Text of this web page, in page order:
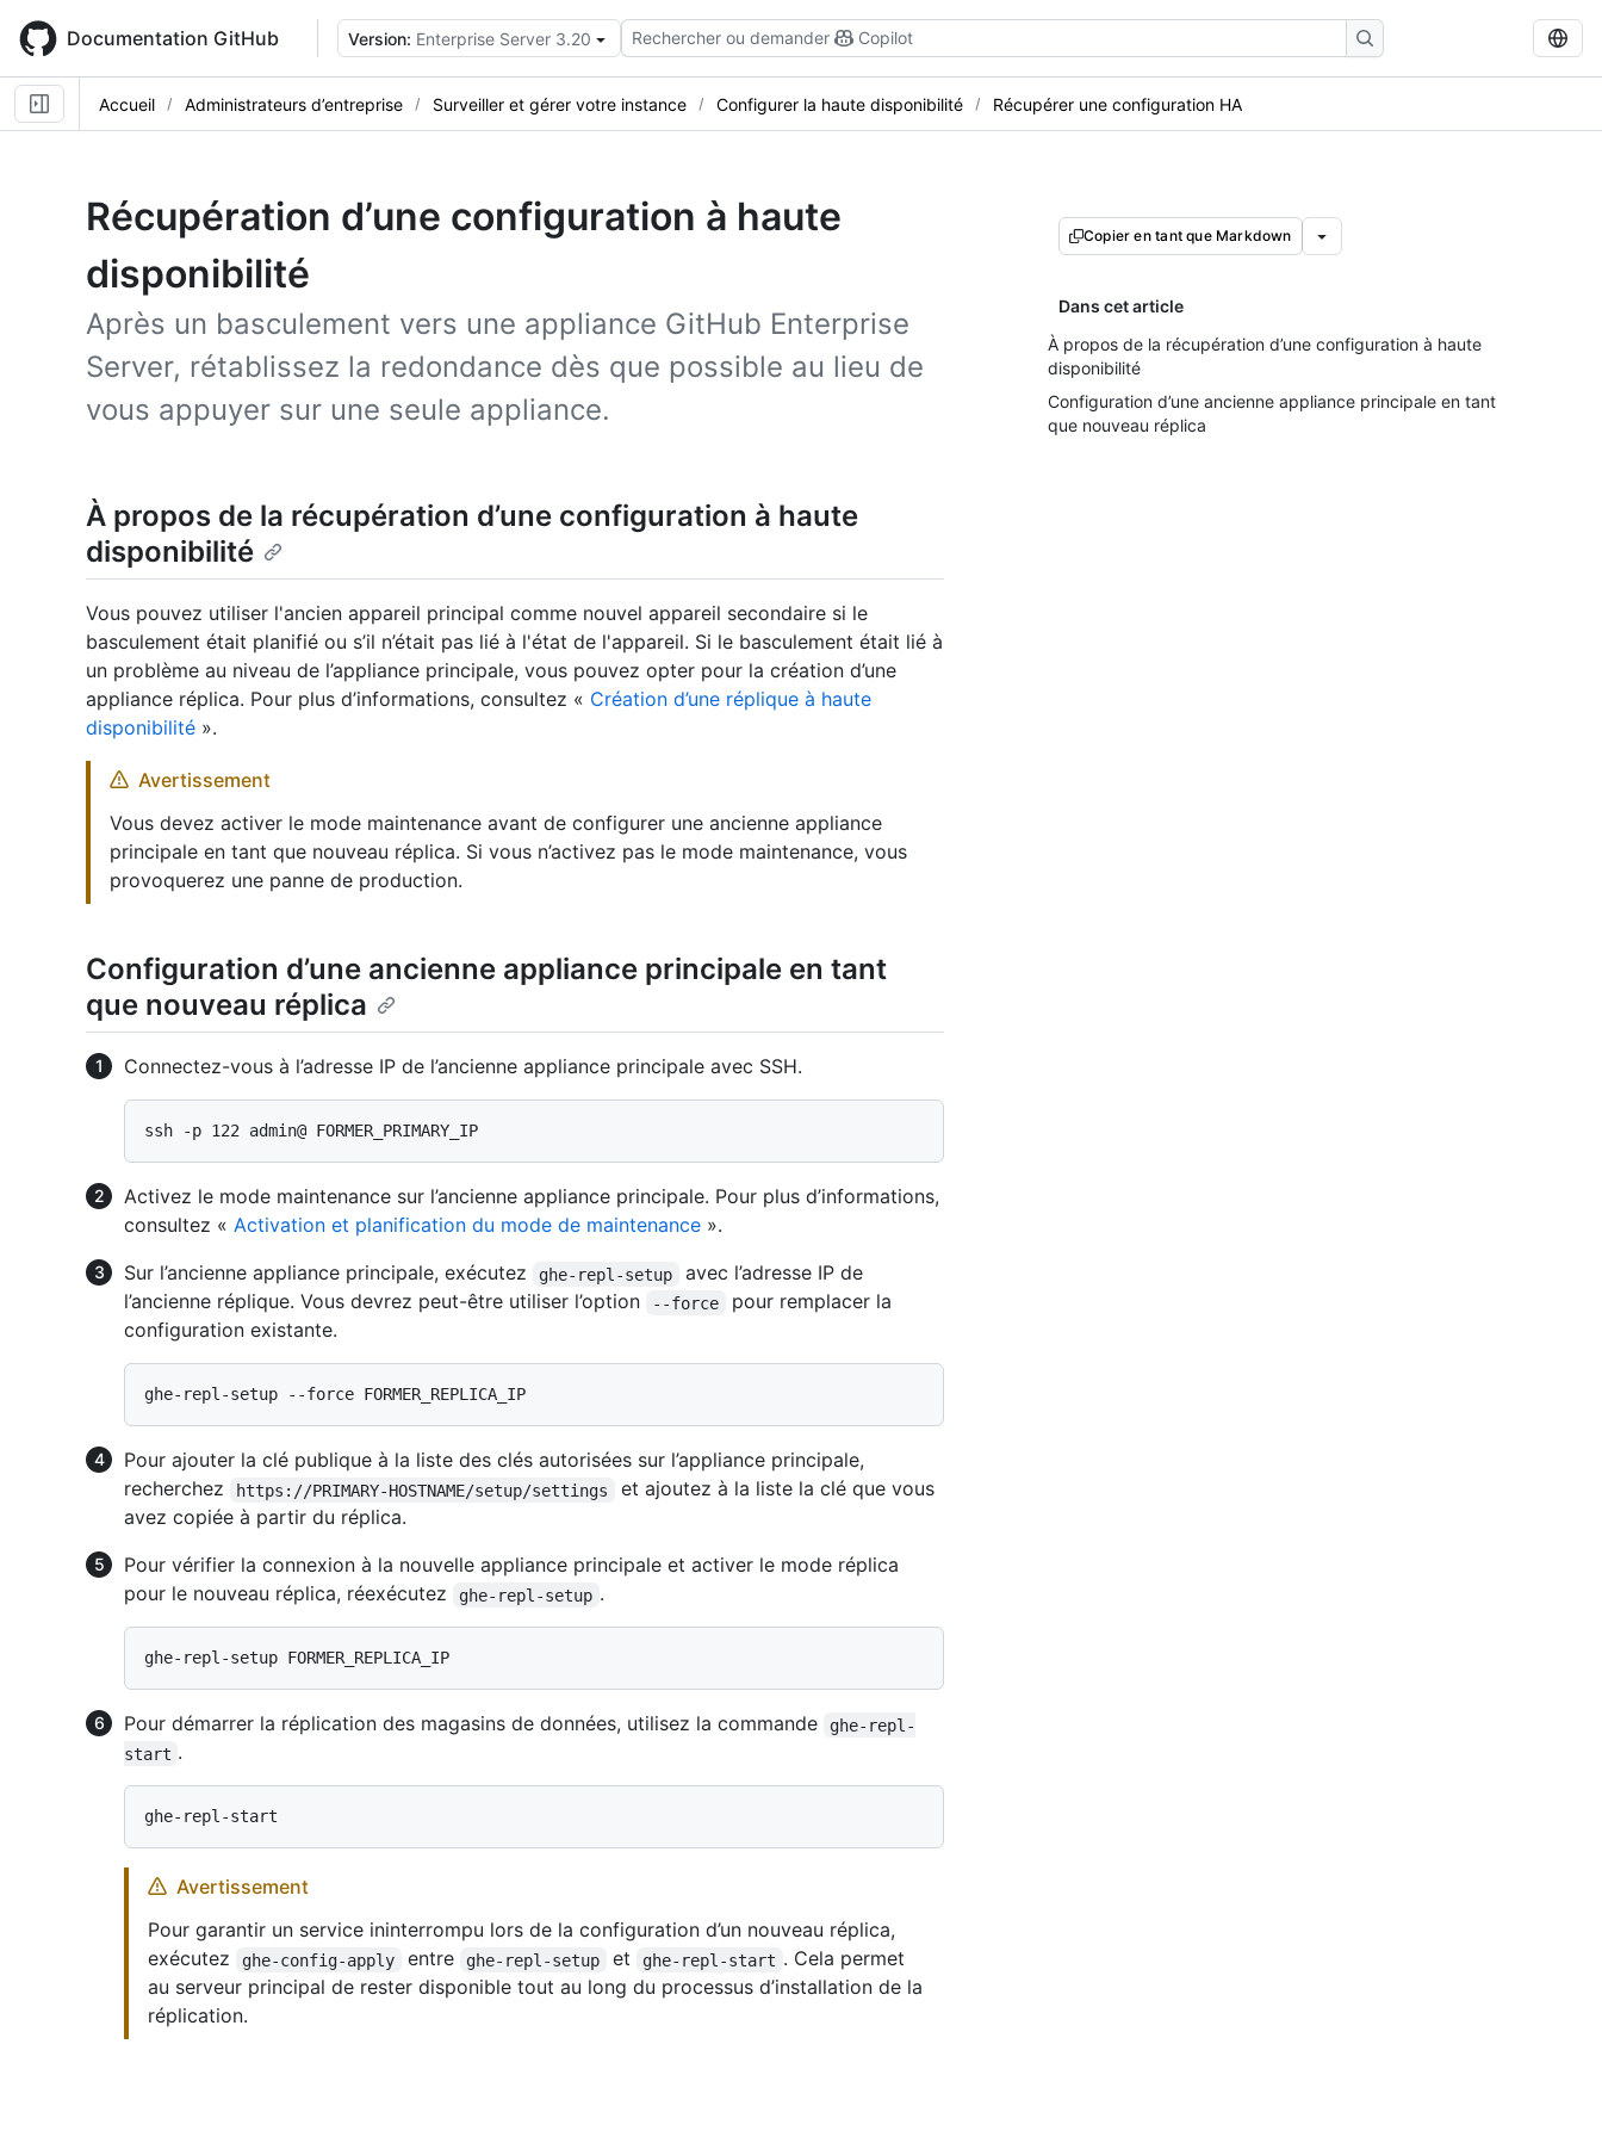
main
content
Documentation GitHub Version: Enterprise Server 3.20 Rechercher ou demander Copilot
Accueil Administrateurs d’entreprise Surveiller et gérer votre instance Configurer la haute disponibilité Récupérer une configuration HA
Récupération d’une configuration à haute
disponibilité
Après un basculement vers une appliance GitHub Enterprise
Server, rétablissez la redondance dès que possible au lieu de
vous appuyer sur une seule appliance.
Copier en tant que Markdown
Dans cet article
À propos de la récupération d’une configuration à haute
disponibilité
Configuration d’une ancienne appliance principale en tant
que nouveau réplica
À propos de la récupération d’une configuration à haute
disponibilité
Vous pouvez utiliser l'ancien appareil principal comme nouvel appareil secondaire si le
basculement était planifié ou s’il n’était pas lié à l'état de l'appareil. Si le basculement était lié à
un problème au niveau de l’appliance principale, vous pouvez opter pour la création d’une
appliance réplica. Pour plus d’informations, consultez « Création d’une réplique à haute
disponibilité ».
Avertissement
Vous devez activer le mode maintenance avant de configurer une ancienne appliance
principale en tant que nouveau réplica. Si vous n’activez pas le mode maintenance, vous
provoquerez une panne de production.
Configuration d’une ancienne appliance principale en tant
que nouveau réplica
Connectez-vous à l’adresse IP de l’ancienne appliance principale avec SSH.
Activez le mode maintenance sur l’ancienne appliance principale. Pour plus d’informations,
consultez « Activation et planification du mode de maintenance ».
Sur l’ancienne appliance principale, exécutez
ghe-repl-setup
avec l’adresse IP de
l’ancienne réplique. Vous devrez peut-être utiliser l’option
--force
pour remplacer la
configuration existante.
Pour ajouter la clé publique à la liste des clés autorisées sur l’appliance principale,
recherchez
https://PRIMARY-HOSTNAME/setup/settings
et ajoutez à la liste la clé que vous
avez copiée à partir du réplica.
Pour vérifier la connexion à la nouvelle appliance principale et activer le mode réplica
pour le nouveau réplica, réexécutez
ghe-repl-setup .
Pour démarrer la réplication des magasins de données, utilisez la commande
ghe-repl-
start .
Avertissement
Pour garantir un service ininterrompu lors de la configuration d’un nouveau réplica,
exécutez
ghe-config-apply entre ghe-repl-setup et ghe-repl-start . Cela permet
au serveur principal de rester disponible tout au long du processus d’installation de la
réplication.